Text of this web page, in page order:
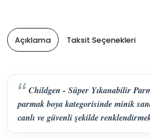
Açıklama Taksit Seçenekleri
Childgen - Süper Yıkanabilir
parmak boya kategorisinde minik
canlı ve güvenli şekilde